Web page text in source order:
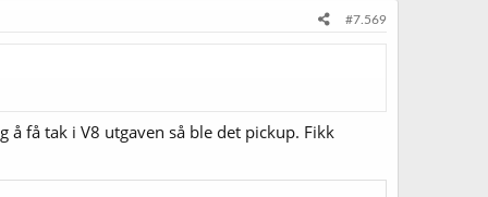
#7.569
få tak i V8 utgaven så ble det pickup. Fikk